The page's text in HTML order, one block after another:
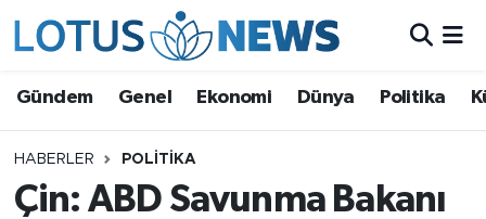
Gündem Genel Ekonomi Dünya Politika
HABERLER POLITIKA
Çin: ABD Savunma Bakanı
Ekonomi
Dünya